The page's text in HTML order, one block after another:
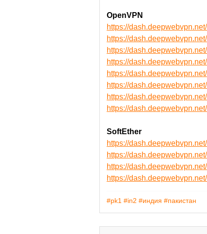
OpenVPN
https://
https://
https://
https://
https://
https://
https://
https://
SoftEther
https://
https://
https://
https://
#pk1 #in2 #индия #пакистан